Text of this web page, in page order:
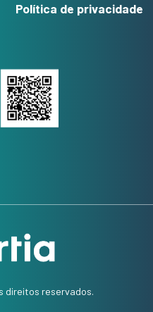
Política de privacidade
direitos reservados.